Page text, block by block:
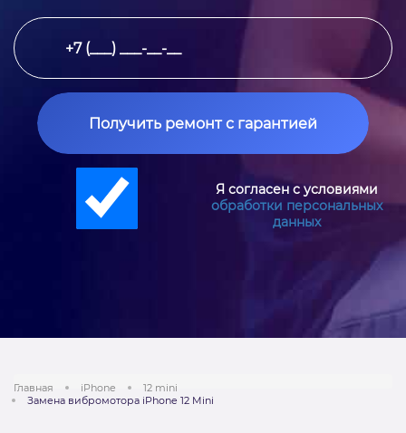
Получить ремонт с гарантией
Я согласен с условиями
обработки персональных
данных
Главная iPhone
12 mini
Замена вибромотора iPhone 12 Mini